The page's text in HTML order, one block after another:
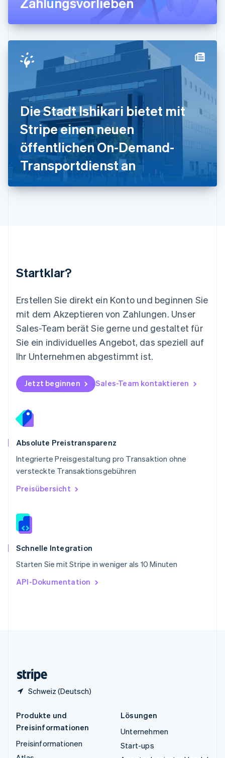
Die Stadt Ishikari bietet mit
Stripe einen neuen
öffentlichen On-Demand-
Transportdienst an
Startklar?
Erstellen Sie direkt ein Konto und beginnen Sie
mit dem Akzeptieren von Zahlungen. Unser
Sales-Team berät Sie gerne und gestaltet für
Sie ein individuelles Angebot, das speziell auf
Ihr Unternehmen abgestimmt ist.
Jetzt beginnen Sales-Team kontaktieren
Absolute Preistransparenz
Integrierte Preisgestaltung pro Transaktion ohne
versteckte Transaktionsgebühren
Preisübersicht
Schnelle Integration
Starten Sie mit Stripe in weniger als 10 Minuten
API-Dokumentation
Schweiz (Deutsch)
Japan
日本語English
English Français
Kroatien
Lettland
English
Liechtenstein
DeutschEnglish
Litauen
English
Luxemburg
Français DeutschEnglish
Malaysia
Malta
Nederlands English
Norwegen
Österreich
Polen
English
Portugal
Português English
Rumänien
Schweden
Svenska English
Deutsch
Singapur
English
Slowakei
Slowenien
EnglishItaliano
Sonderverwaltungsregion Hongkong,
Spanien
Thailand
ไทยEnglish
English
English
Produkte und
Preisinformationen
Preisinformationen
Lösungen
Unternehmen
Start-ups